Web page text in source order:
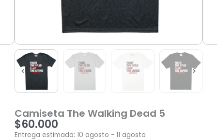
Camiseta The Walking Dead 5
$60.000
Entrega estimada: 10 agosto - 11 agosto